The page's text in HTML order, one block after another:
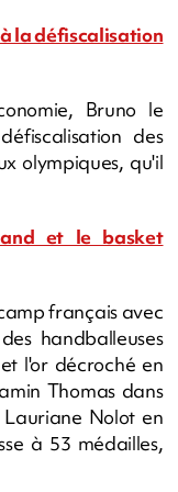
la défiscalisation
Bruno le
des
olympiques, qu'il
et le basket
français avec
handballeuses
l'or décroché en
Thomas dans
Nolot en
à 53 médailles,